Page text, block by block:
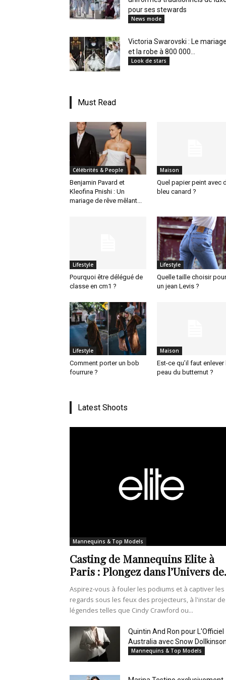
pour ses stewards
News mode
Victoria Swarovski : Le
et la robe à 800 000...
Look de stars
Must Read
Célébrités & People
Benjamin Pavard et
Kleofina Pnishi : Un
mariage de rêve mêlant...
Maison
Quel papier peint avec
bleu canard ?
Lifestyle
Pourquoi être délégué de
classe en cm1 ?
Lifestyle
Quelle taille choisir pour
un jean Levis ?
Lifestyle
Comment porter un bob
fourrure ?
Maison
Est-ce qu’il faut enlever
peau du butternut ?
Latest Shoots
Mannequins & Top Models
Casting de Mannequins Elite à
Paris : Plongez dans l’Univers
Aspirez-vous à fouler les podiums et à captiver les
regards sous les feux des projecteurs, à l'instar de
légendes telles que Cindy Crawford ou...
Quintin And Ron pour L'Officiel
Australia avec Snow
Mannequins & Top Models